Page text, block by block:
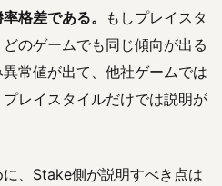
格差である。
もしプレイスタ
のゲームでも同じ傾向が出る
常値が出て、他社ゲームでは
レイスタイルだけでは説明が
、Stake側が説明すべき点は